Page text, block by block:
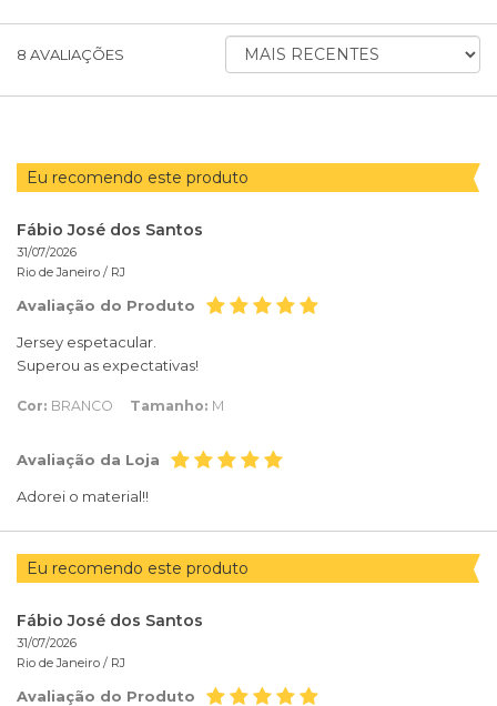
8 AVALIAÇÕES ORDENAR AVALIAÇÕES POR
Eu recomendo este produto
Fábio José dos Santos
31/07/2026
Rio de Janeiro / RJ
Avaliação do Produto
Jersey espetacular.
Superou as expectativas!
Cor: BRANCO Tamanho: M
Avaliação da Loja
Adorei o material!!
Eu recomendo este produto
Fábio José dos Santos
31/07/2026
Rio de Janeiro / RJ
Avaliação do Produto